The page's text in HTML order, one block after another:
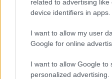
related to advertising
device identifiers in apps.
I want to allow my user
Google for online
I want to allow Google to
personalized advertising.